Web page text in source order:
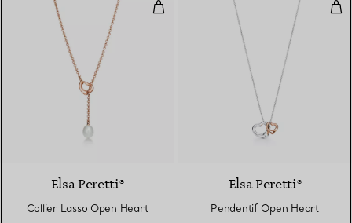
Collier Lasso Open Heart
2 Matériaux
Elsa Peretti®
Collier Lasso Open Heart
Elsa Peretti®
Pendentif Open Heart